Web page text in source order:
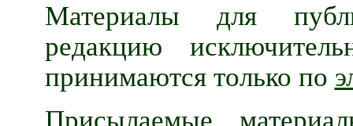
Материалы для
редакцию
принимаются только по
Присылаемые